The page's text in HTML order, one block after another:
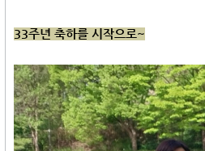
33주년 축하를 시작으로~